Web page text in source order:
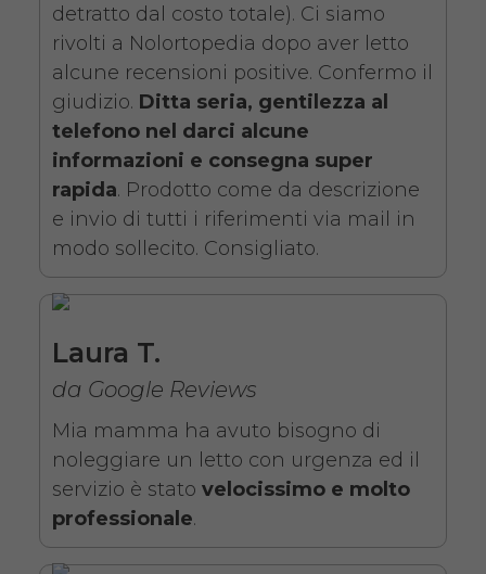
degenza ortopedico
elettrico in legno +
Materasso Antidecubito
Noleggio letto da degenza
completo di sponde di
contenimento con materasso
antidecubito. Noleggio
minimo 7 giorni da 109 euro.
COSTO NOLEGGIO
da 109,01€
detratto dal costo totale). Ci siamo
rivolti a Nolortopedia dopo aver letto
alcune recensioni positive. Confermo il
giudizio. Ditta seria, gentilezza al
telefono nel darci alcune
informazioni e consegna super
rapida. Prodotto come da descrizione
e invio di tutti i riferimenti via mail in
modo sollecito. Consigliato.
Laura T.
da Google Reviews
Mia mamma ha avuto bisogno di
noleggiare un letto con urgenza ed il
servizio è statovelocissimo e molto
professionale.